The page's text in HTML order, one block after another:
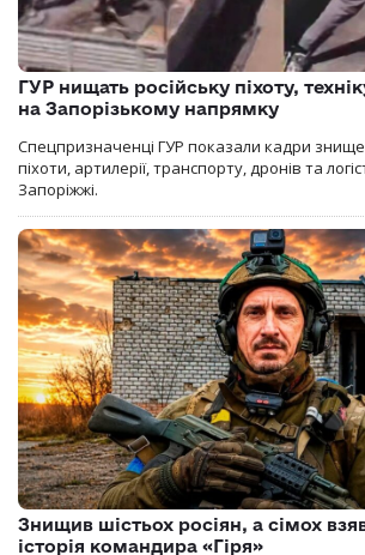
ГУР нищать російську піхоту,
на Запорізькому напрямку
Спецпризначенці ГУР показали кадри
піхоти, артилерії, транспорту, дронів та
Запоріжжі.
Знищив шістьох росіян, а сімох
історія командира «Гіря»